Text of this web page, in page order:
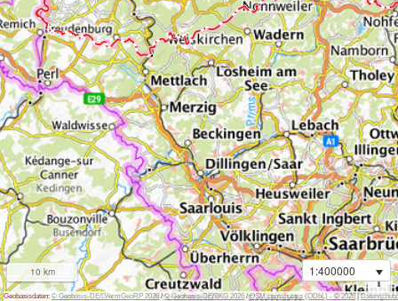
i
10 km 1:400000
Geobasisdaten: © Geobasis-DE/LVermGeoRP 2026 /© Geobasis-DE/BKG 2026 /OSM contributors (ODbL) - © 2026|Datenschutz